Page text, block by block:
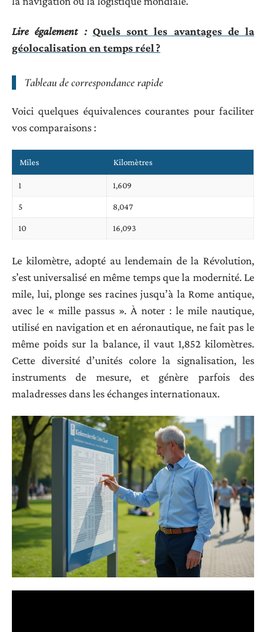
Lire également : Quels sont les avantages de la
géolocalisation en temps réel ?
Tableau de correspondance rapide
Voici quelques équivalences courantes pour faciliter
vos comparaisons :
Miles Kilomètres
1 1,609
5 8,047
10 16,093
Le kilomètre, adopté au lendemain de la Révolution,
s’est universalisé en même temps que la modernité. Le
mile, lui, plonge ses racines jusqu’à la Rome antique,
avec le « mille passus ». À noter : le mile nautique,
utilisé en navigation et en aéronautique, ne fait pas le
même poids sur la balance, il vaut 1,852 kilomètres.
Cette diversité d’unités colore la signalisation, les
instruments de mesure, et génère parfois des
maladresses dans les échanges internationaux.